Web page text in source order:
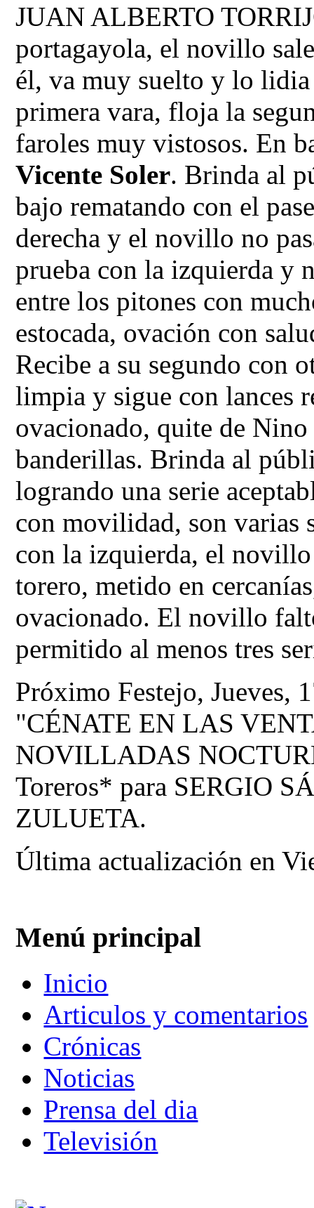
JUAN ALBERTO
portagayola, el novillo
él, va muy suelto y lo
primera vara, floja la
faroles muy vistosos. En
Vicente Soler. Brinda al
bajo rematando con el
derecha y el novillo no
prueba con la izquierda y
entre los pitones con
estocada, ovación con
Recibe a su segundo con
limpia y sigue con lances
ovacionado, quite de
banderillas. Brinda al
logrando una serie
con movilidad, son varias
con la izquierda, el
torero, metido en
ovacionado. El novillo
permitido al menos tres
Próximo Festejo, Jueves,
"CÉNATE EN LAS
NOVILLADAS
Toreros* para SERGIO
ZULUETA.
Última actualización en
Menú principal
Inicio
Articulos y comentarios
Crónicas
Noticias
Prensa del dia
Televisión